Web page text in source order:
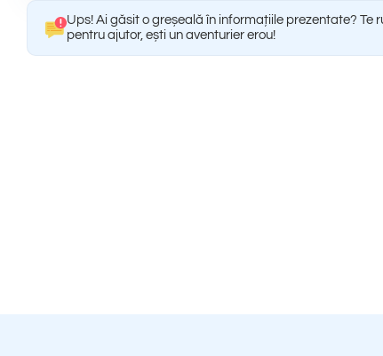
Ups! Ai găsit o greșeală în informațiile prezentate? Te
pentru ajutor, ești un aventurier erou!